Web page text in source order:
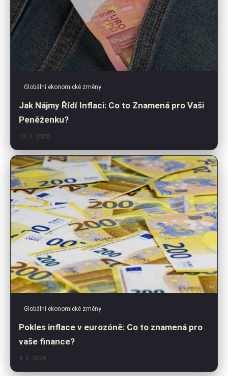
Globální ekonomické změny
Jak Nájmy Řídí Inflaci: Co to Znamená pro Vaši
Peněženku?
13. 2. 2026
Globální ekonomické změny
Pokles inflace v eurozóně: Co to znamená pro
vaše finance?
4. 2. 2026